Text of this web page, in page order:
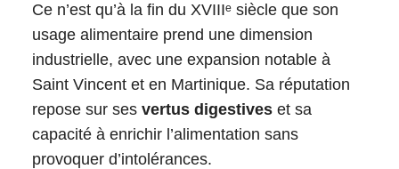
Ce n’est qu’à la fin du XVIIIᵉ siècle que son
usage alimentaire prend une dimension
industrielle, avec une expansion notable à
Saint Vincent et en Martinique. Sa réputation
repose sur ses vertus digestives et sa
capacité à enrichir l’alimentation sans
provoquer d’intolérances.​